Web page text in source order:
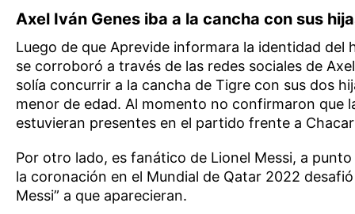
Axel Iván Genes iba a la cancha con sus
Luego de que Aprevide informara la identidad del
se corroboró a través de las redes sociales de
solía concurrir a la cancha de Tigre con sus dos
menor de edad. Al momento no confirmaron que
estuvieran presentes en el partido frente a
Por otro lado, es fanático de Lionel Messi, a
la coronación en el Mundial de Qatar 2022
Messi” a que aparecieran.